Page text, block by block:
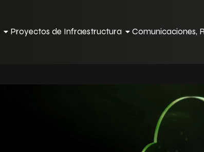
Proyectos de Infraestructura Comunicaciones,